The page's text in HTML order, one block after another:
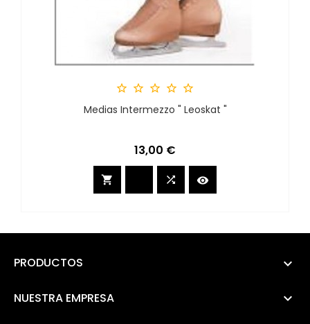
    
Medias Intermezzo " Leoskat "
Precio
13,00 €
  
PRODUCTOS 
NUESTRA EMPRESA 